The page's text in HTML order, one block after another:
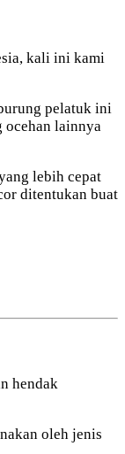
kali ini kami
pelatuk ini
ocehan lainnya
lebih cepat
ditentukan buat
hendak
oleh jenis